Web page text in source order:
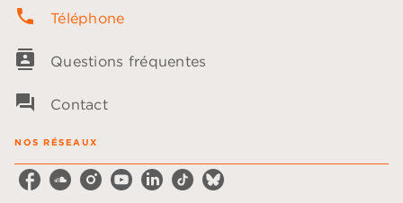
phone Téléphone
contacts Questions fréquentes
question_answer Contact
NOS RÉSEAUX